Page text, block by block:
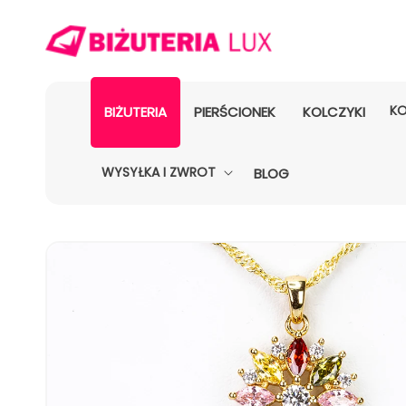
BIŻUTERIA PIERŚCIONEK KOLCZYKI
WYSYŁKA I ZWROT BLOG